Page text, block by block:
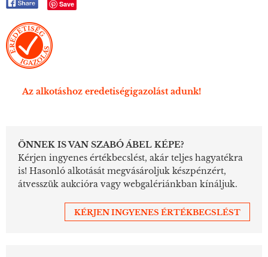
Save
Az alkotáshoz eredetiségigazolást adunk!
ÖNNEK IS VAN SZABÓ ÁBEL KÉPE?
Kérjen ingyenes értékbecslést, akár teljes hagyatékra
is! Hasonló alkotását megvásároljuk készpénzért,
átvesszük aukcióra vagy webgalériánkban kínáljuk.
KÉRJEN INGYENES ÉRTÉKBECSLÉST